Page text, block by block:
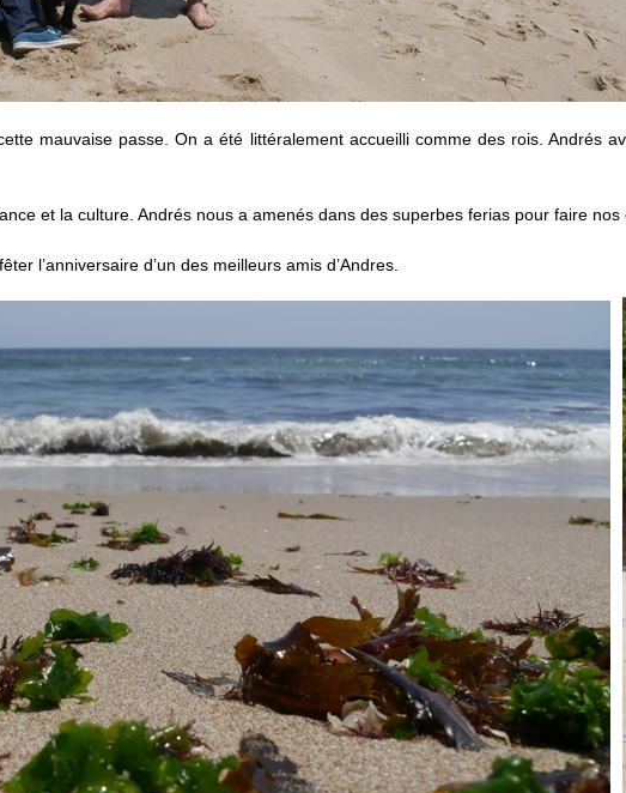
mauvaise passe. On a été littéralement accueilli comme des rois. Andrés
et la culture. Andrés nous a amenés dans des superbes ferias pour faire
l’anniversaire d’un des meilleurs amis d’Andres.